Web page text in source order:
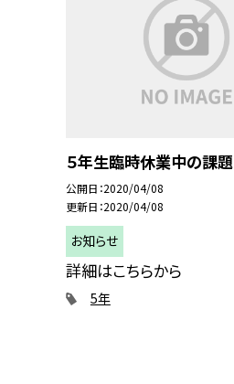
５年生臨時休業中の課題
公開日 2020/04/08
更新日 2020/04/08
お知らせ
詳細はこちらから
5年